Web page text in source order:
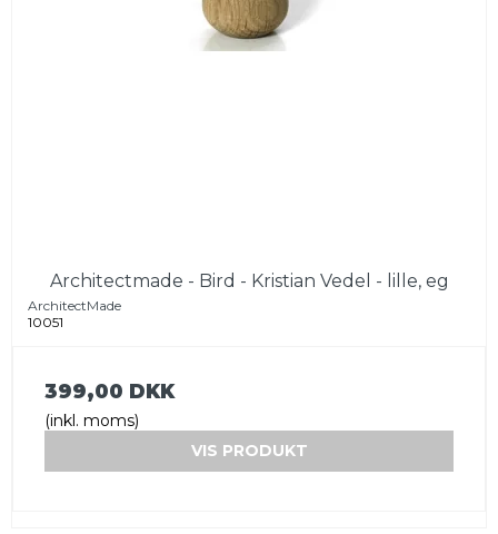
Architectmade - Bird - Kristian Vedel - lille, eg
ArchitectMade
10051
399,00 DKK
(inkl. moms)
VIS PRODUKT